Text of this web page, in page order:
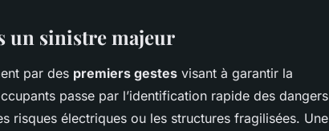
un sinistre majeur
par des premiers gestes visant à garantir la
passe par l’identification rapide des dangers
risques électriques ou les structures fragilisées. Une